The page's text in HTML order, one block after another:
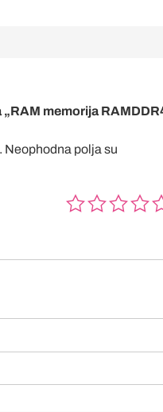
memorija
Neophodna polja su